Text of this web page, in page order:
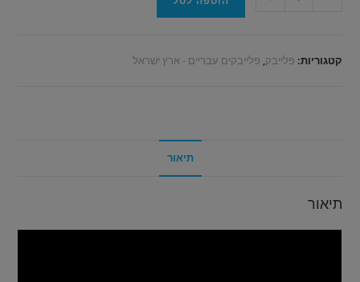
קטגוריות: פלייבק פלייבקים עבריים - ארץ ישראל
תיאור
תיאור